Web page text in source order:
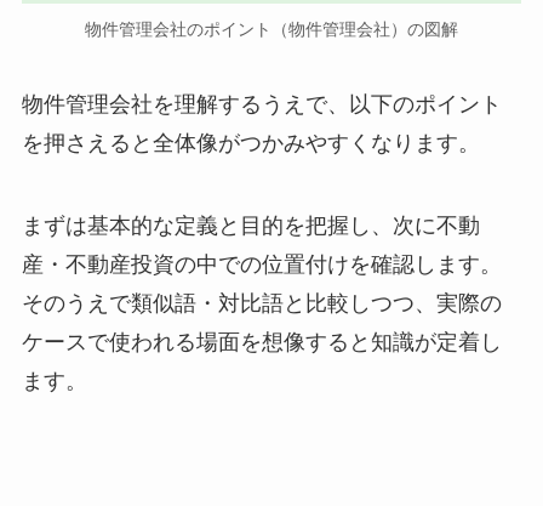
物件管理会社のポイント（物件管理会社）の図解
物件管理会社を理解するうえで、以下のポイント
を押さえると全体像がつかみやすくなります。
まずは基本的な定義と目的を把握し、次に不動
産・不動産投資の中での位置付けを確認します。
そのうえで類似語・対比語と比較しつつ、実際の
ケースで使われる場面を想像すると知識が定着し
ます。